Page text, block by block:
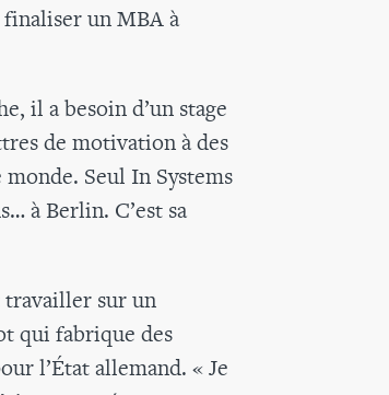
un MBA à
il a besoin d’un stage
de motivation à des
Seul In Systems
à Berlin. C’est sa
travailler sur un
qui fabrique des
l’État allemand. « Je